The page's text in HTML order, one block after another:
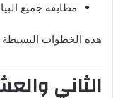
مطابقة جميع
هذه الخطوات البسيطة
الثاني